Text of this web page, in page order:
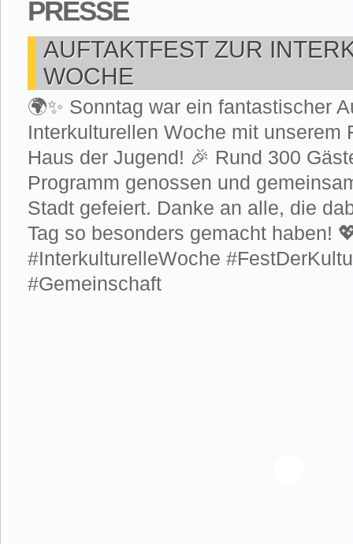
PRESSE
AUFTAKTFEST ZUR
WOCHE
🌍✨ Sonntag war ein fantastischer
Interkulturellen Woche mit unserem
Haus der Jugend! 🎉 Rund 300
Programm genossen und
Stadt gefeiert. Danke an alle, die
Tag so besonders gemacht haben!
#InterkulturelleWoche
#Gemeinschaft